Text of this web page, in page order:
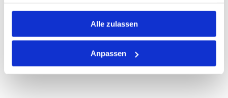
gesammelt haben.
Alle zulassen
Anpassen